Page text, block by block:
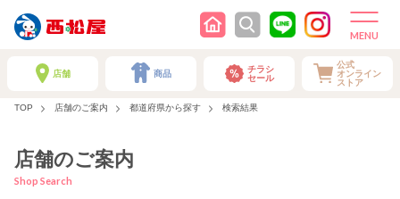
店舗 商品
チラシ
セール
公式
オンライン
ストア
TOP 店舗のご案内 都道府県から探す 検索結果
店舗のご案内
Shop Search